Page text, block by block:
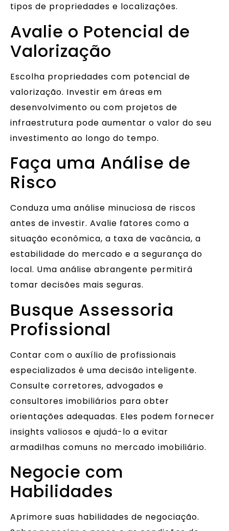
tipos de propriedades e localizações.
Avalie o Potencial de
Valorização
Escolha propriedades com potencial de
valorização. Investir em áreas em
desenvolvimento ou com projetos de
infraestrutura pode aumentar o valor do seu
investimento ao longo do tempo.
Faça uma Análise de
Risco
Conduza uma análise minuciosa de riscos
antes de investir. Avalie fatores como a
situação econômica, a taxa de vacância, a
estabilidade do mercado e a segurança do
local. Uma análise abrangente permitirá
tomar decisões mais seguras.
Busque Assessoria
Profissional
Contar com o auxílio de profissionais
especializados é uma decisão inteligente.
Consulte corretores, advogados e
consultores imobiliários para obter
orientações adequadas. Eles podem fornecer
insights valiosos e ajudá-lo a evitar
armadilhas comuns no mercado imobiliário.
Negocie com
Habilidades
Aprimore suas habilidades de negociação.